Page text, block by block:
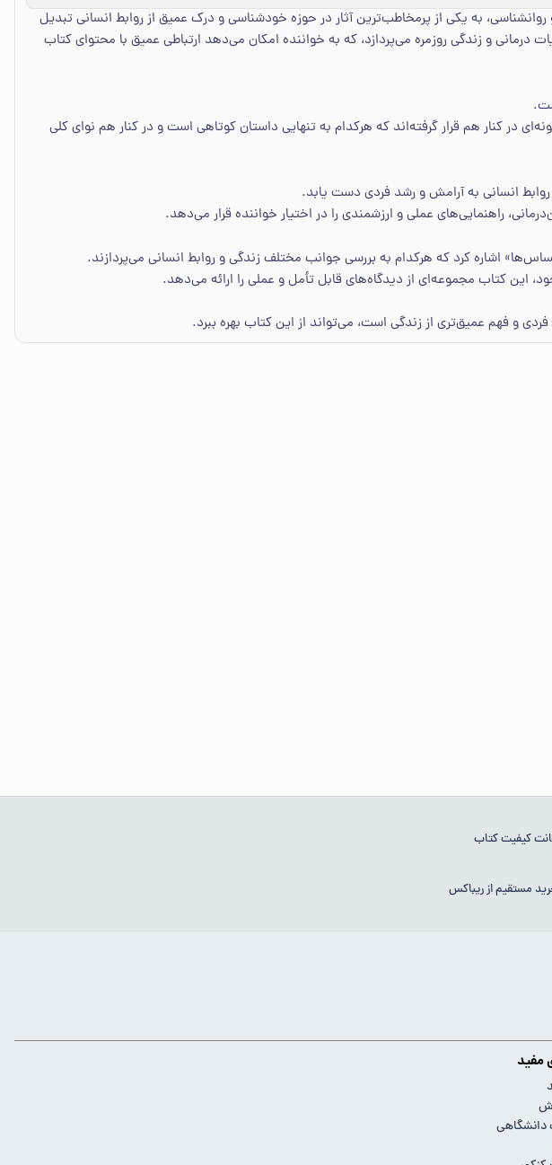
به یکی از پرمخاطب‌ترین آثار در حوزه خودشناسی و درک عمیق از روابط انسانی تبدیل
و زندگی روزمره می‌پردازد، که به خواننده امکان می‌دهد ارتباطی عمیق با محتوای کتاب
کنار هم قرار گرفته‌اند که هرکدام به تنهایی داستان کوتاهی است و در کنار هم نوای کلی
انسانی به آرامش و رشد فردی دست یابد.
راهنمایی‌های عملی و ارزشمندی را در اختیار خواننده قرار می‌دهد.
اشاره کرد که هرکدام به بررسی جوانب مختلف زندگی و روابط انسانی می‌پردازند.
این کتاب مجموعه‌ای از دیدگاه‌های قابل تأمل و عملی را ارائه می‌دهد.
و فهم عمیق‌تری از زندگی است، می‌تواند از این کتاب بهره ببرد.
کیفیت کتاب
مستقیم از ریباکس
مفید
دانشگاهی